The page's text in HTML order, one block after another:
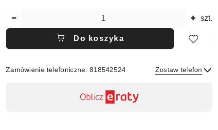
szt.
Do koszyka
Zamówienie telefoniczne: 818542524 Zostaw telefon